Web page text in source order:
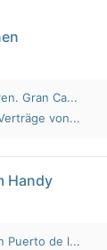
Gran Ca...
von...
Handy
Puerto de l...